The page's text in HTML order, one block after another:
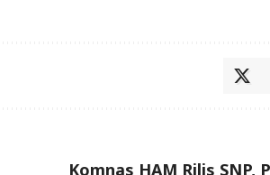
Komnas HAM Rilis SNP,